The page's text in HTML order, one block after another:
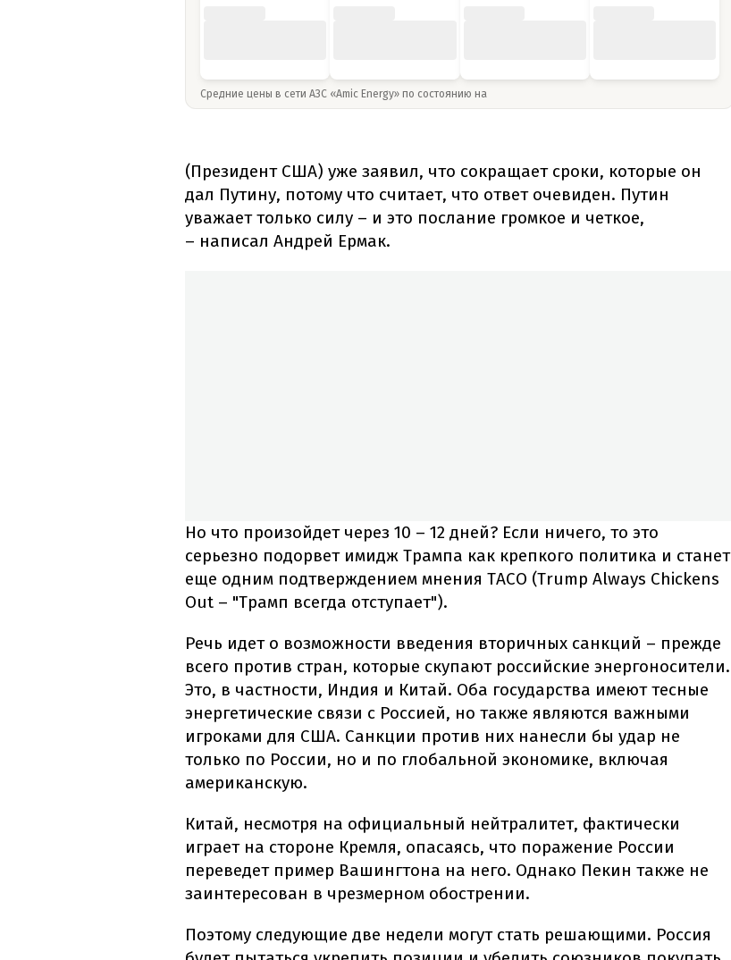
Средние цены в сети АЗС «Amic Energy» по состоянию на
(Президент США) уже заявил, что сокращает сроки, которые он
дал Путину, потому что считает, что ответ очевиден. Путин
уважает только силу – и это послание громкое и четкое,
– написал Андрей Ермак.
Но что произойдет через 10 – 12 дней? Если ничего, то это
серьезно подорвет имидж Трампа как крепкого политика и станет
еще одним подтверждением мнения TACO (Trump Always Chickens
Out – "Трамп всегда отступает").
Речь идет о возможности введения вторичных санкций – прежде
всего против стран, которые скупают российские энергоносители.
Это, в частности, Индия и Китай. Оба государства имеют тесные
энергетические связи с Россией, но также являются важными
игроками для США. Санкции против них нанесли бы удар не
только по России, но и по глобальной экономике, включая
американскую.
Китай, несмотря на официальный нейтралитет, фактически
играет на стороне Кремля, опасаясь, что поражение России
переведет пример Вашингтона на него. Однако Пекин также не
заинтересован в чрезмерном обострении.
Поэтому следующие две недели могут стать решающими. Россия